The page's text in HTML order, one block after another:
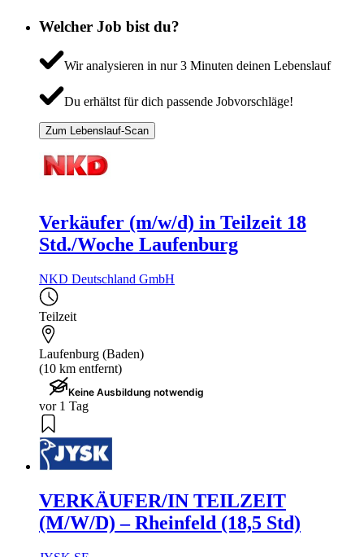
Welcher Job bist du?
Wir analysieren in nur 3 Minuten deinen Lebenslauf
Du erhältst für dich passende Jobvorschläge!
Zum Lebenslauf-Scan
Verkäufer (m/w/d) in Teilzeit 18
Std./Woche Laufenburg
NKD Deutschland GmbH
Teilzeit
Laufenburg (Baden)
(10 km entfernt)
Keine Ausbildung notwendig
vor 1 Tag
VERKÄUFER/IN TEILZEIT
(M/W/D) – Rheinfeld (18,5 Std)